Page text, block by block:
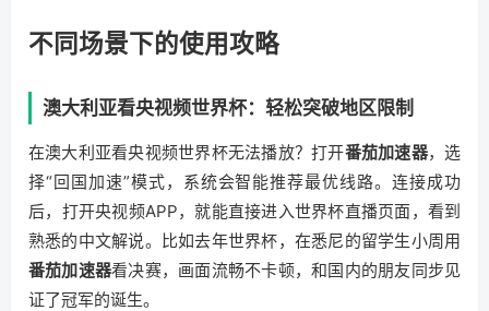
不同场景下的使用攻略
澳大利亚看央视频世界杯：轻松突破地区限制
在澳大利亚看央视频世界杯无法播放？打开番茄加速器，选
择“回国加速”模式，系统会智能推荐最优线路。连接成功
后，打开央视频APP，就能直接进入世界杯直播页面，看到
熟悉的中文解说。比如去年世界杯，在悉尼的留学生小周用
番茄加速器看决赛，画面流畅不卡顿，和国内的朋友同步见
证了冠军的诞生。